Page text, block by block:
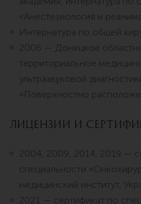
«Анестезиология и
Интернатура по общей
2006 — Донецкое
территориальное
ультразвуковой
«Поверхностно
Лицензии и
2004, 2009, 2014, 2019 —
специальности
медицинский институт,
2021 — сертификат по